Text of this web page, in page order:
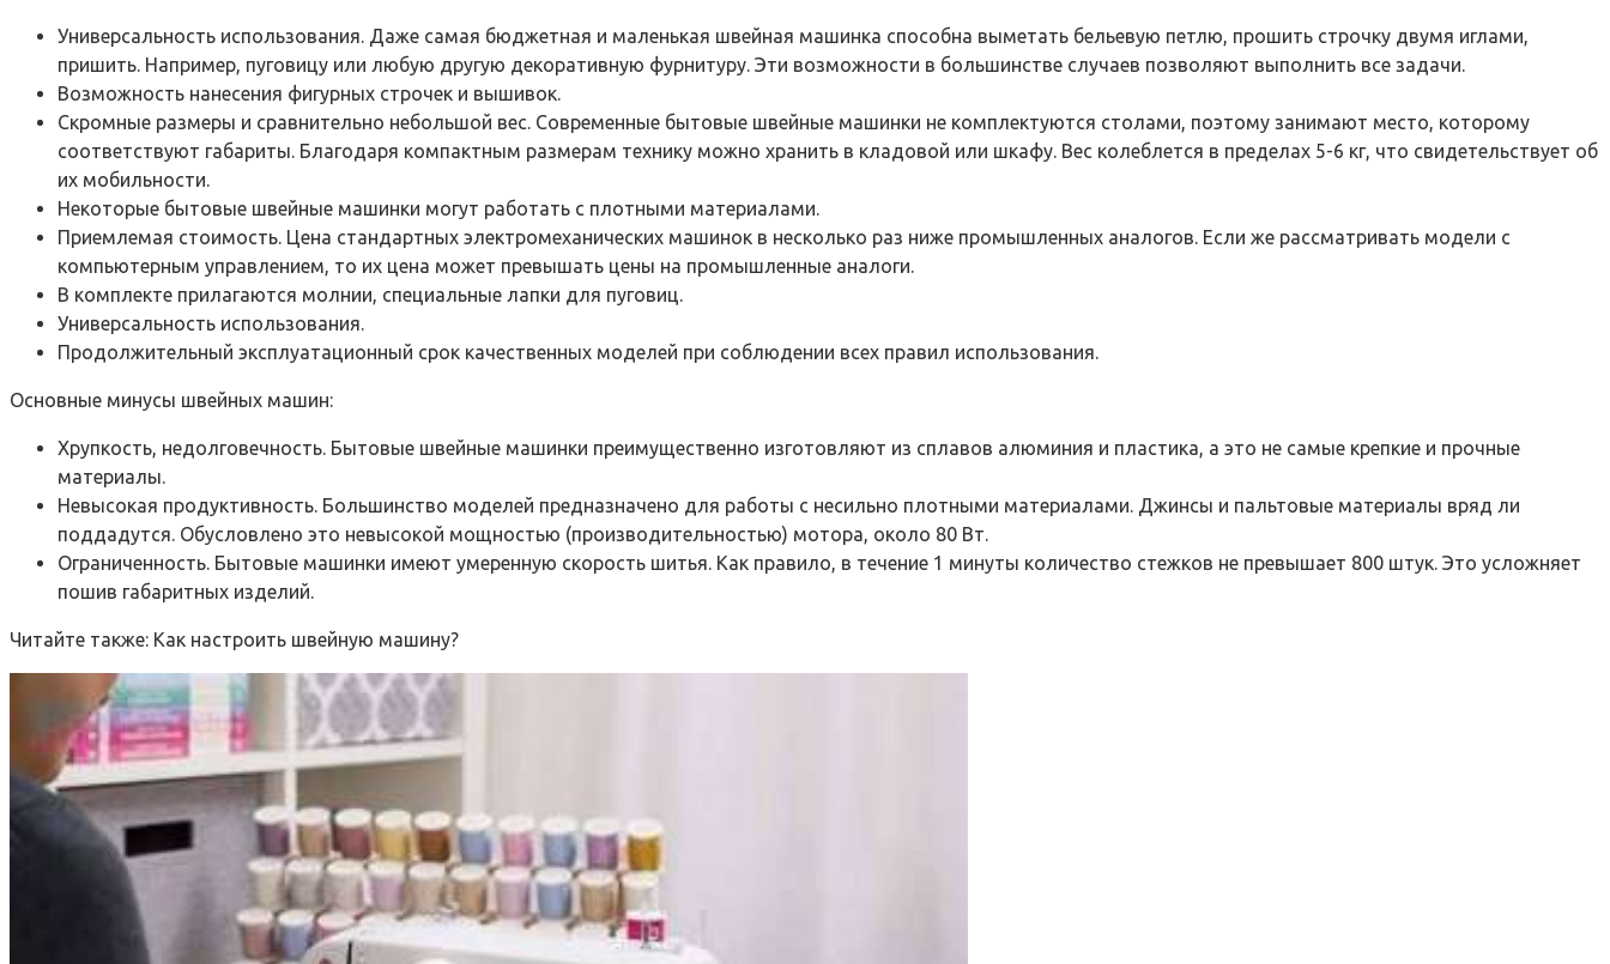
Универсальность использования. Даже самая бюджетная и маленькая швейная машинка способна выметать бельевую петлю, прошить строчку двумя иглами,
пришить. Например, пуговицу или любую другую декоративную фурнитуру. Эти возможности в большинстве случаев позволяют выполнить все задачи.
Возможность нанесения фигурных строчек и вышивок.
Скромные размеры и сравнительно небольшой вес. Современные бытовые швейные машинки не комплектуются столами, поэтому занимают место, которому
соответствуют габариты. Благодаря компактным размерам технику можно хранить в кладовой или шкафу. Вес колеблется в пределах 5-6 кг, что свидетельствует об
их мобильности.
Некоторые бытовые швейные машинки могут работать с плотными материалами.
Приемлемая стоимость. Цена стандартных электромеханических машинок в несколько раз ниже промышленных аналогов. Если же рассматривать модели с
компьютерным управлением, то их цена может превышать цены на промышленные аналоги.
В комплекте прилагаются молнии, специальные лапки для пуговиц.
Универсальность использования.
Продолжительный эксплуатационный срок качественных моделей при соблюдении всех правил использования.
Основные минусы швейных машин:
Хрупкость, недолговечность. Бытовые швейные машинки преимущественно изготовляют из сплавов алюминия и пластика, а это не самые крепкие и прочные
материалы.
Невысокая продуктивность. Большинство моделей предназначено для работы с несильно плотными материалами. Джинсы и пальтовые материалы вряд ли
поддадутся. Обусловлено это невысокой мощностью (производительностью) мотора, около 80 Вт.
Ограниченность. Бытовые машинки имеют умеренную скорость шитья. Как правило, в течение 1 минуты количество стежков не превышает 800 штук. Это усложняет
пошив габаритных изделий.
Читайте также: Как настроить швейную машину?